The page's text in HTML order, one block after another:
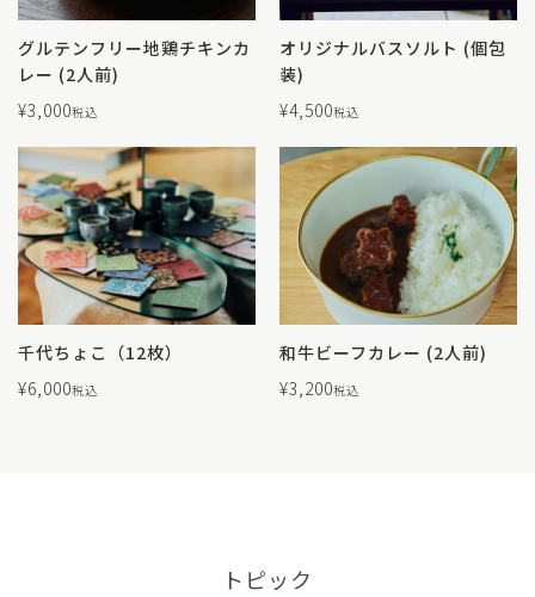
グルテンフリー地鶏チキンカ
レー (2人前)
¥3,000税込
オリジナルバスソルト (個包
装)
¥4,500税込
千代ちょこ（12枚）
¥6,000税込
和牛ビーフカレー (2人前)
¥3,200税込
トピック